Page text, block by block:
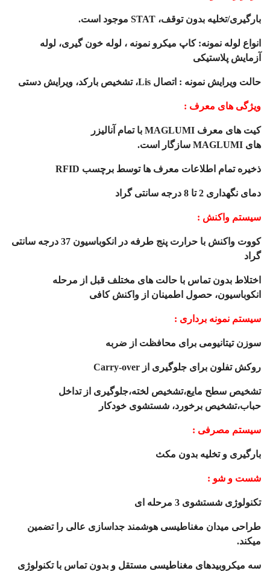
بارگیری/تخلیه بدون توقف، STAT موجود است.
انواع لوله نمونه: کاپ میکرو نمونه ، لوله خون گیری، لوله
آزمایش پلاستیکی
حالت ویرایش نمونه : اتصال Lis، تشخیص بارکد، ویرایش دستی
ویژگی های معرف :
کیت های معرف
با تمام آنالیزر
های MAGLUMI سازگار است.
ذخیره تمام اطلاعات معرف ها توسط برچسب RFID
دمای نگهداری 2 تا 8 درجه سانتی گراد
سیستم واکنش :
کووت واکنش با حرارت پنج طرفه در انکوباسیون 37 درجه سانتی
گراد
اختلاط بدون تماس با حالت های مختلف قبل از مرحله
انکوباسیون، حصول اطمینان از واکنش کافی
سیستم نمونه برداری :
سوزن تیتانیومی برای محافظت از ضربه
روکش تفلون برای جلوگیری از Carry-over
تشخیص سطح مایع،تشخیص لخته،جلوگیری از تداخل
حباب،تشخیص برخورد، شستشوی خودکار
سیستم مصرفی :
بارگیری و تخلیه بدون مکث
شست و شو :
تکنولوژی شستشوی 3 مرحله ای
طراحی میدان مغناطیسی هوشمند جداسازی عالی را تضمین
میکند.
سه میکروبیدهای مغناطیسی مستقل و بدون تماس با تکنولوژی